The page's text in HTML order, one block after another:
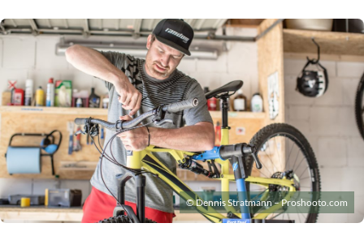
© Dennis Stratmann – Proshooto.com